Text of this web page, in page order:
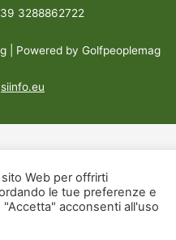
3288862722
| Powered by Golfpeoplemag
siinfo.eu
Web per offrirti
le tue preferenze e
acconsenti all'uso